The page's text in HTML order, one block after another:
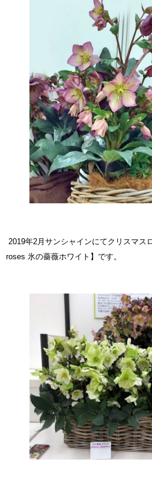
2019年2月サンシャインにてクリスマス
roses 氷の薔薇ホワイト】 です。